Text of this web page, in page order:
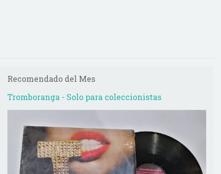
Recomendado del Mes
Tromboranga - Solo para coleccionistas